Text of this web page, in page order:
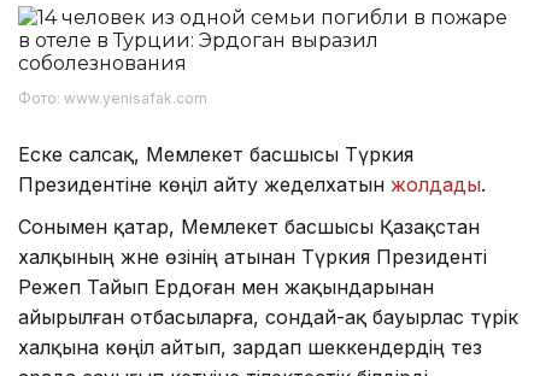
Фото: www.yenisafak.com
Еске салсақ, Мемлекет басшысы Түркия
Президентіне көңіл айту жеделхатын жолдады.
Сонымен қатар, Мемлекет басшысы Қазақстан
халқының және өзінің атынан Түркия Президенті
Режеп Тайып Ердоған мен жақындарынан
айырылған отбасыларға, сондай-ақ бауырлас түрік
халқына көңіл айтып, зардап шеккендердің тез